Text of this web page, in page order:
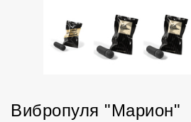
Вибропуля "Марион"